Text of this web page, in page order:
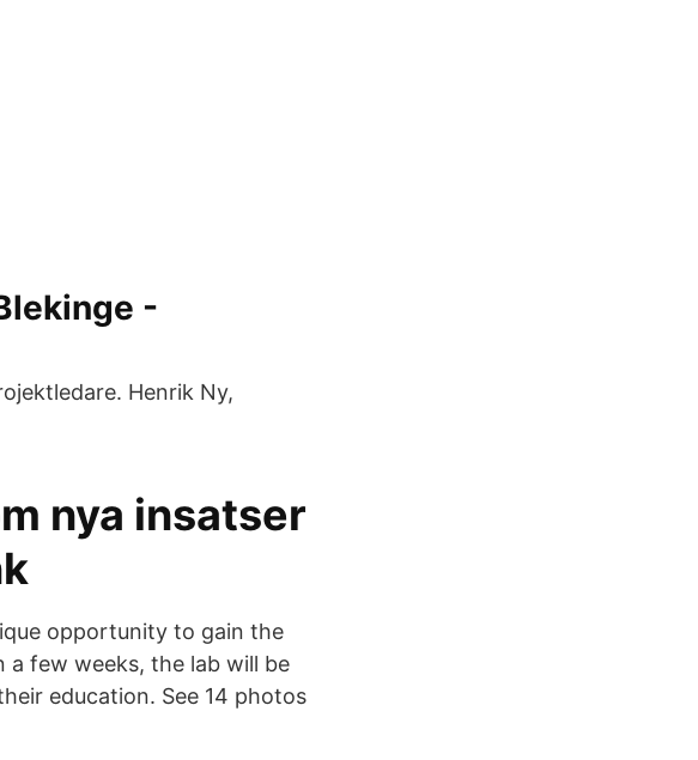
-
Henrik Ny,
nya insatser
opportunity to gain the
a few weeks, the lab will be
education. See 14 photos